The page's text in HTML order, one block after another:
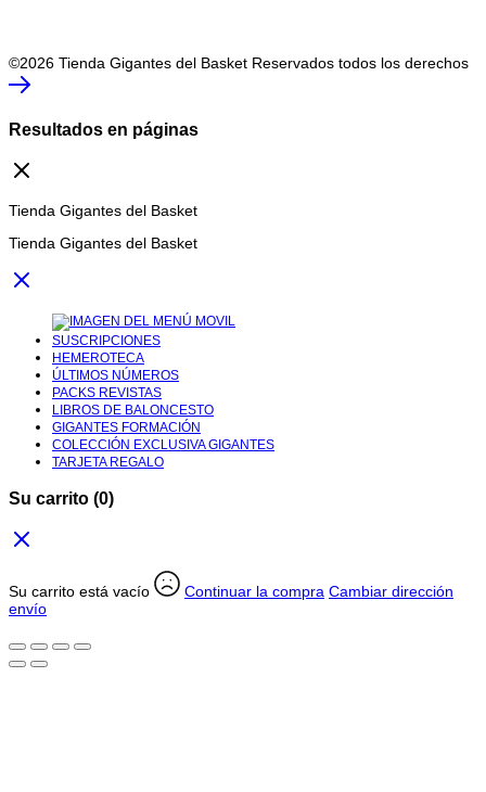
©2026 Tienda Gigantes del Basket Reservados todos los derechos
Resultados en páginas
Tienda Gigantes del Basket
Tienda Gigantes del Basket
SUSCRIPCIONES
HEMEROTECA
ÚLTIMOS NÚMEROS
PACKS REVISTAS
LIBROS DE BALONCESTO
GIGANTES FORMACIÓN
COLECCIÓN EXCLUSIVA GIGANTES
TARJETA REGALO
Su carrito (0)
Su carrito está vacío Continuar la compra Cambiar dirección
envío